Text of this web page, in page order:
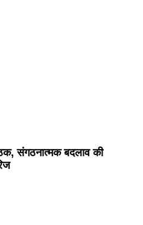
संगठनात्मक बदलाव की